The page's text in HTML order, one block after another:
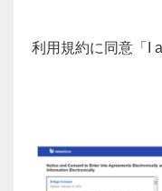
利用規約に同意「I